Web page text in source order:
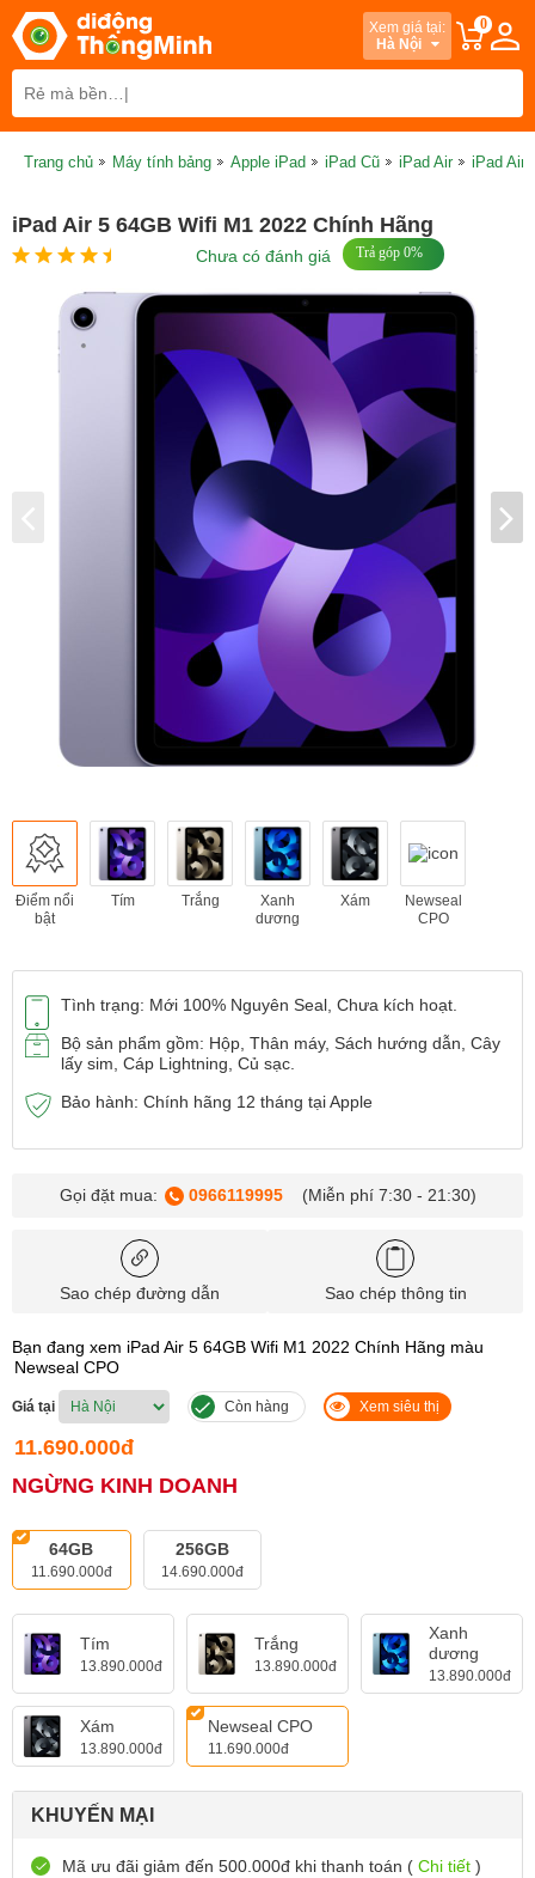
Xem giá tại:
Hà Nội
0
Trang chủ Máy tính bảng Apple iPad iPad Cũ iPad Air iPad Air
iPad Air 5 64GB Wifi M1 2022 Chính Hãng
Chưa có đánh giá Trả góp 0%
Điểm nổi
bật
Tím Trắng
Xanh
dương
Xám
Newseal
CPO
Tình trạng: Mới 100% Nguyên Seal, Chưa kích hoạt.
Bộ sản phẩm gồm: Hộp, Thân máy, Sách hướng dẫn, Cây
lấy sim, Cáp Lightning, Củ sạc.
Bảo hành: Chính hãng 12 tháng tại Apple
Gọi đặt mua: 0966119995 (Miễn phí 7:30 - 21:30)
Sao chép đường dẫn Sao chép thông tin
Bạn đang xem iPad Air 5 64GB Wifi M1 2022 Chính Hãng màu
Newseal CPO
Giá tại Còn hàng Xem siêu thị
11.690.000đ
NGỪNG KINH DOANH
64GB
11.690.000đ
256GB
14.690.000đ
Tím
13.890.000đ
Trắng
13.890.000đ
Xanh
dương
13.890.000đ
Xám
13.890.000đ
Newseal CPO
11.690.000đ
KHUYẾN MẠI
Mã ưu đãi giảm đến 500.000đ khi thanh toán ( Chi tiết )